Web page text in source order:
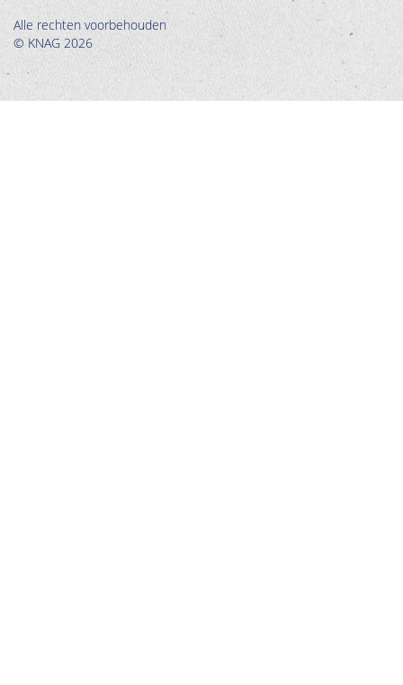
Alle rechten voorbehouden
© KNAG 2026